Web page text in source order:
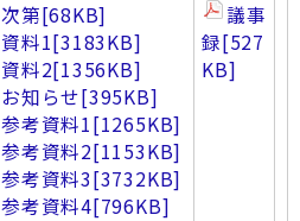
次第[68KB]
資料1[3183KB]
資料2[1356KB]
お知らせ[395KB]
参考資料1[1265KB]
参考資料2[1153KB]
参考資料3[3732KB]
参考資料4[796KB]
議事
録[527
KB]